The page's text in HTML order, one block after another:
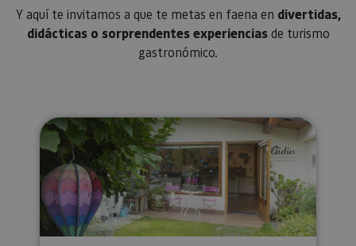
Y aquí te invitamos a que te metas en faena en divertidas,
didácticas o sorprendentes experienciasde turismo
gastronómico.
Visita y cata en una tienda-